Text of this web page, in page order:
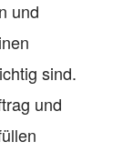
und
sind.
und